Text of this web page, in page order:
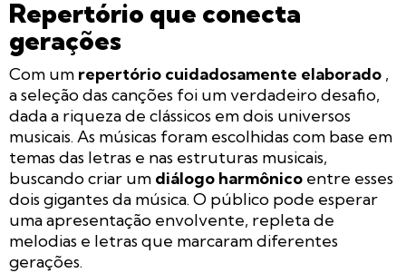
Repertório que conecta
gerações
Com um repertório cuidadosamente elaborado ,
a seleção das canções foi um verdadeiro desafio,
dada a riqueza de clássicos em dois universos
musicais. As músicas foram escolhidas com base em
temas das letras e nas estruturas musicais,
buscando criar um diálogo harmônico entre esses
dois gigantes da música. O público pode esperar
uma apresentação envolvente, repleta de
melodias e letras que marcaram diferentes
gerações.